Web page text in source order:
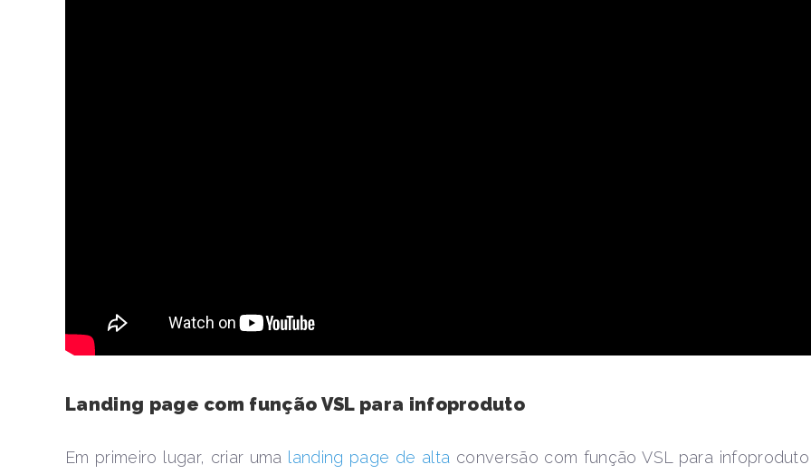
Landing page com função VSL para infoproduto
Em primeiro lugar, criar uma landing page de alta conversão com função VSL para